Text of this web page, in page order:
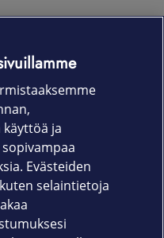
kk, akulla 12
käyttöä ja
Evästeiden
selaintietoja